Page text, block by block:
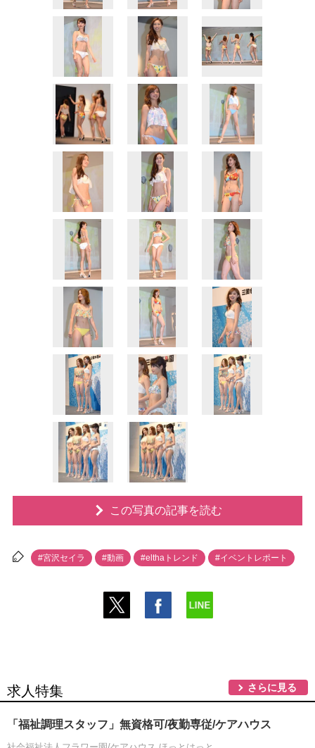
この写真の記事を読む
#宮沢セイラ #動画 #elthaトレンド #イベントレポート
求人特集 さらに見る
「福祉調理スタッフ」無資格可/夜勤専従/ケアハウス